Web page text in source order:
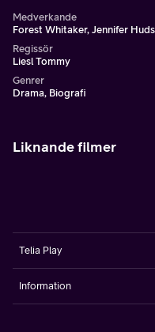
Medverkande
Forest Whitaker, Jennifer
Regissör
Liesl Tommy
Genrer
Drama, Biografi
Liknande filmer
Telia Play
Information